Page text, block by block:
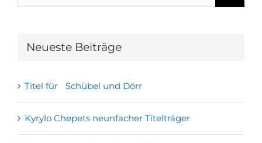
nach:
Neueste Beiträge
Titel für Schübel und Dörr
Kyrylo Chepets neunfacher Titelträger